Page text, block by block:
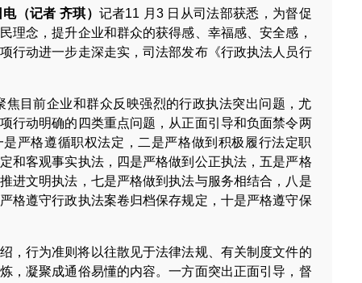
（记者 齐琪） 记者11 月3 日从司法部获悉，为督促
理念，提升企业和群众的获得感、幸福感、安全感，
行动进一步走深走实，司法部发布《行政执法人员行
焦目前企业和群众反映强烈的行政执法突出问题，尤
行动明确的四类重点问题，从正面引导和负面禁令两
严格遵循职权法定，二是严格做到积极履行法定职
和客观事实执法，四是严格做到公正执法，五是严格
进文明执法，七是严格做到执法与服务相结合，八是
格遵守行政执法案卷归档保存规定，十是严格遵守保
，行为准则将以往散见于法律法规、有关制度文件的
，凝聚成通俗易懂的内容。一方面突出正面引导，督